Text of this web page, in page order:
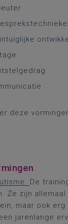
deze
De
Ze zijn
maar ook
jarenlange